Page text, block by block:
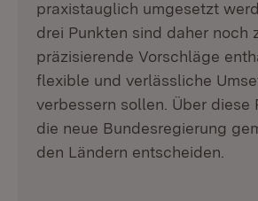
praxistauglich umgesetzt
drei Punkten sind daher noch
präzisierende Vorschläge
flexible und verlässliche
verbessern sollen. Über diese
die neue Bundesregierung
den Ländern entscheiden.